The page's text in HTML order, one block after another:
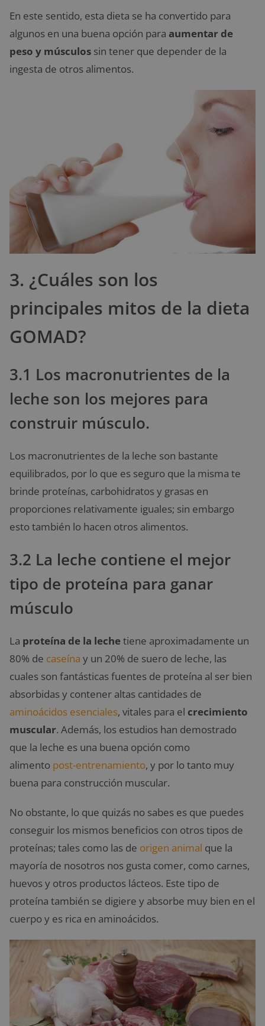
En este sentido, esta dieta se ha convertido para
algunos en una buena opción para aumentar de
peso y músculos sin tener que depender de la
ingesta de otros alimentos.
3. ¿Cuáles son los
principales mitos de la dieta
GOMAD?
3.1 Los macronutrientes de la
leche son los mejores para
construir músculo.
Los macronutrientes de la leche son bastante
equilibrados, por lo que es seguro que la misma te
brinde proteínas, carbohidratos y grasas en
proporciones relativamente iguales; sin embargo
esto también lo hacen otros alimentos.
3.2 La leche contiene el mejor
tipo de proteína para ganar
músculo
La proteína de la lechetiene aproximadamente un
80% de caseína y un 20% de suero de leche, las
cuales son fantásticas fuentes de proteína al ser bien
absorbidas y contener altas cantidades de
aminoácidos esenciales, vitales para el crecimiento
muscular. Además, los estudios han demostrado
que la leche es una buena opción como
alimento post-entrenamiento, y por lo tanto muy
buena para construcción muscular.
No obstante, lo que quizás no sabes es que puedes
conseguir los mismos beneficios con otros tipos de
proteínas; tales como las de origen animal que la
mayoría de nosotros nos gusta comer, como carnes,
huevos y otros productos lácteos. Este tipo de
proteína también se digiere y absorbe muy bien en el
cuerpo y es rica en aminoácidos.